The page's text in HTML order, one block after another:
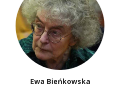
Ewa Bieńkowska